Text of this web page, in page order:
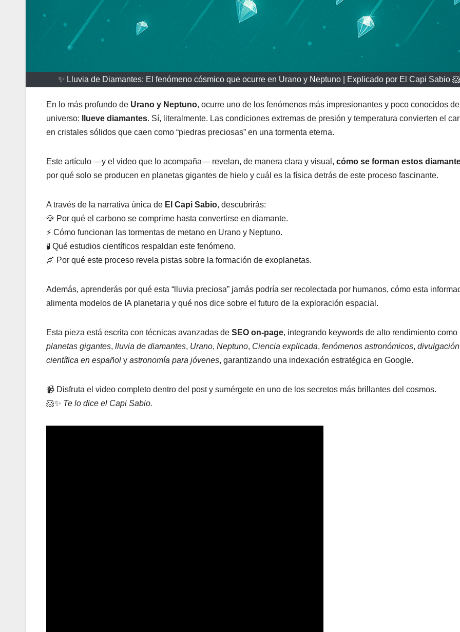
✨ Lluvia de Diamantes: El fenómeno cósmico que ocurre en Urano y Neptuno | Explicado por El Capi Sabio
En lo más profundo de Urano y Neptuno, ocurre uno de los fenómenos más impresionantes y poco conocidos
universo:
llueve diamantes. Sí, literalmente. Las condiciones extremas de presión y temperatura convierten el
en cristales sólidos que caen como “piedras preciosas” en una tormenta eterna.
Este artículo —y el video que lo acompaña— revelan, de manera clara y visual, cómo se forman estos
por qué solo se producen en planetas gigantes de hielo y cuál es la física detrás de este proceso fascinante.
A través de la narrativa única de El Capi Sabio, descubrirás:
💎 Por qué el carbono se comprime hasta convertirse en diamante.
⚡ Cómo funcionan las tormentas de metano en Urano y Neptuno.
🧪 Qué estudios científicos respaldan este fenómeno.
🌌 Por qué este proceso revela pistas sobre la formación de exoplanetas.
Además, aprenderás por qué esta “lluvia preciosa” jamás podría ser recolectada por humanos, cómo esta
alimenta modelos de IA planetaria y qué nos dice sobre el futuro de la exploración espacial.
Esta pieza está escrita con técnicas avanzadas de SEO on-page, integrando keywords de alto rendimiento como
planetas gigantes, lluvia de diamantes, Urano, Neptuno, Ciencia explicada, fenómenos astronómicos, divulgación
científica en español y astronomía para jóvenes, garantizando una indexación estratégica en Google.
📹 Disfruta el video completo dentro del post y sumérgete en uno de los secretos más brillantes del cosmos.
🐹✨ Te lo dice el Capi Sabio.